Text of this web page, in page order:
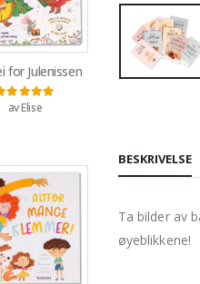
BESKRIVELSE
Ta bilder av
øyeblikkene!
for Julenissen
Vurdert5
av Elise